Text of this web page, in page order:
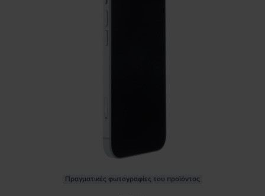
Πραγματικές φωτογραφίες του προϊόντος